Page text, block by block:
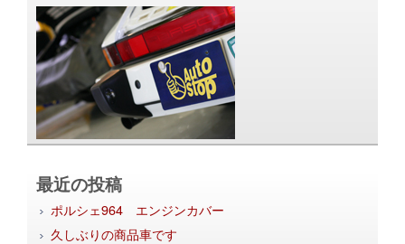
最近の投稿
ポルシェ964 エンジンカバー
久しぶりの商品車です